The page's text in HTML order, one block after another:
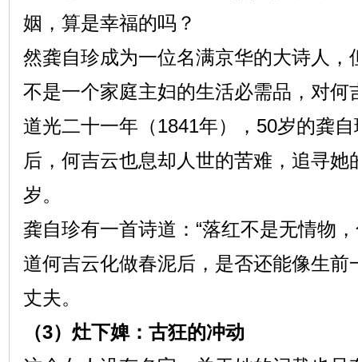
姻，算是幸福的吗？
然龚自珍成为一位名满京华的大诗人，
不是一个家庭主妇的生活必需品，对何
道光二十一年（1841年），50岁的龚
后，何吉云也息却人世的苦难，追寻她
岁。
龚自珍有一首诗道：“落红不是无情物
道何吉云化做春泥后，是否还能像生前
丈夫。
（3）灶下婢：古狂的冲动